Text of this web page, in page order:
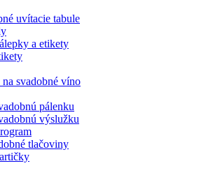
uvítacie tabule
a etikety
svadobné víno
pálenku
výslužku
tlačoviny